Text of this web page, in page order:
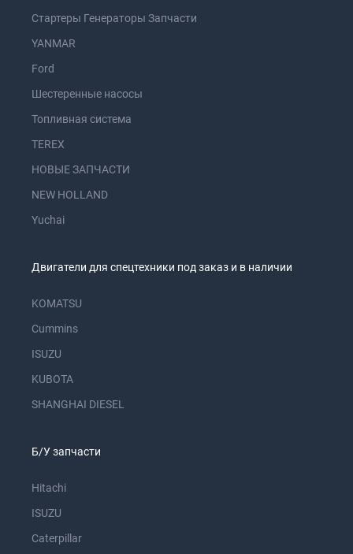
Стартеры Генераторы Запчасти
YANMAR
Ford
Шестеренные насосы
Топливная система
TEREX
НОВЫЕ ЗАПЧАСТИ
NEW HOLLAND
Yuchai
Двигатели для спецтехники под заказ и в наличии
KOMATSU
Cummins
ISUZU
KUBOTA
SHANGHAI DIESEL
Б/У запчасти
Hitachi
ISUZU
Caterpillar